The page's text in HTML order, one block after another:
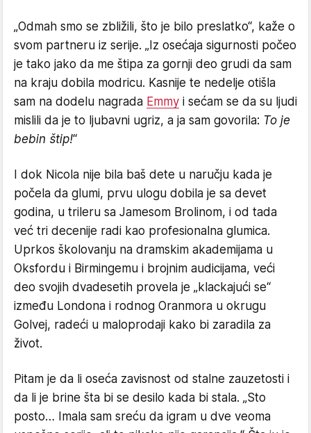
​„Odmah smo se zbližili, što je bilo preslatko“, kaže o
svom partneru iz serije. „Iz osećaja sigurnosti počeo
je tako jako da me štipa za gornji deo grudi da sam
na kraju dobila modricu. Kasnije te nedelje otišla
sam na dodelu nagrada Emmy i sećam se da su ljudi
mislili da je to ljubavni ugriz, a ja sam govorila: To je
bebin štip!“
​I dok Nicola nije bila baš dete u naručju kada je
počela da glumi, prvu ulogu dobila je sa devet
godina, u trileru sa Jamesom Brolinom, i od tada
već tri decenije radi kao profesionalna glumica.
Uprkos školovanju na dramskim akademijama u
Oksfordu i Birmingemu i brojnim audicijama, veći
deo svojih dvadesetih provela je „klackajući se“
između Londona i rodnog Oranmora u okrugu
Golvej, radeći u maloprodaji kako bi zaradila za
život.
​Pitam je da li oseća zavisnost od stalne zauzetosti i
da li je brine šta bi se desilo kada bi stala. „Sto
posto… Imala sam sreću da igram u dve veoma